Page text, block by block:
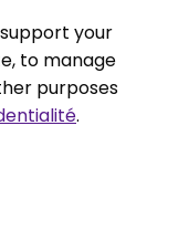
your
to manage
purposes
.